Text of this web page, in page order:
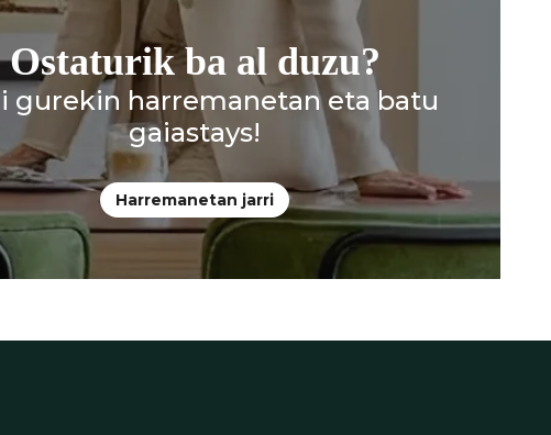
Ostaturik ba al duzu?
gurekin harremanetan eta batu
gaiastays!
Harremanetan jarri